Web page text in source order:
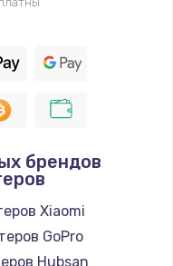
брендов
Xiaomi
GoPro
Hubsan